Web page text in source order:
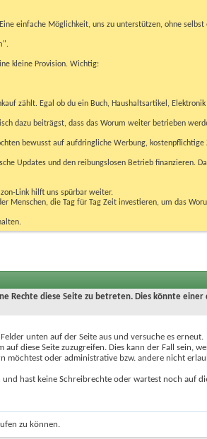
einfache Möglichkeit, uns zu unterstützen, ohne
kleine Provision. Wichtig:
zählt. Egal ob du ein Buch, Haushaltsartikel,
dazu beiträgst, dass das Worum weiter betrieben
bewusst auf aufdringliche Werbung, kostenpflichtige
Updates und den reibungslosen Betrieb finanzieren.
Link hilft uns spürbar weiter.
Menschen, die Tag für Tag Zeit investieren, um das
Rechte diese Seite zu betreten. Dies könnte einer
unten auf der Seite aus und versuche es erneut.
auf diese Seite zuzugreifen. Dies kann der Fall sein,
möchtest oder administrative bzw. andere nicht
und hast keine Schreibrechte oder wartest noch auf
zu können.